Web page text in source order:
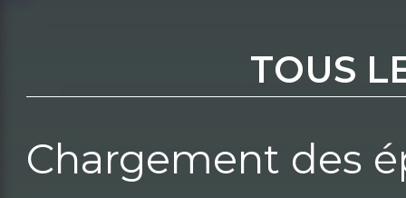
TOUS
Chargement des